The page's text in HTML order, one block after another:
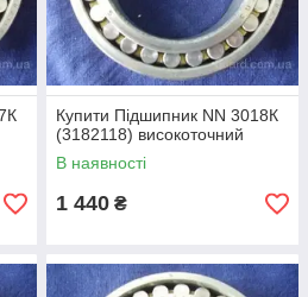
Купити Підшипник NN 3018К
(3182118) високоточний
В наявності
1 440 ₴